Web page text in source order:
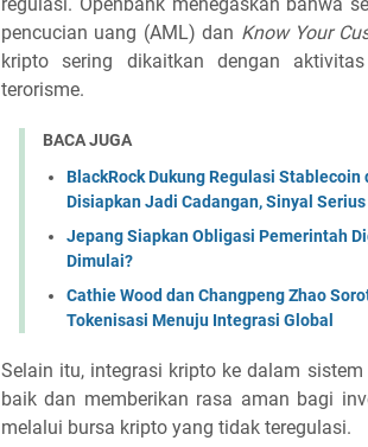
pencucian uang (AML) dan Know Your
kripto sering dikaitkan dengan
terorisme.
BACA JUGA
BlackRock Dukung Regulasi Stablecoin
Disiapkan Jadi Cadangan, Sinyal
Jepang Siapkan Obligasi Pemerintah
Dimulai?
Cathie Wood dan Changpeng Zhao
Tokenisasi Menuju Integrasi Global
Selain itu, integrasi kripto ke dalam
baik dan memberikan rasa aman bagi
melalui bursa kripto yang tidak teregulasi.